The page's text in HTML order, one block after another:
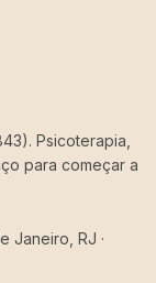
Psicoterapia,
para começar a
Janeiro, RJ ·